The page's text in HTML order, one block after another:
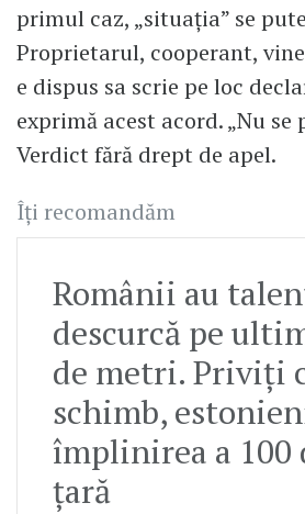
primul caz, „situația” se
Proprietarul, cooperant,
e dispus sa scrie pe loc
exprimă acest acord. „Nu se
Verdict fără drept de apel.
Îți recomandăm
Românii au
descurcă pe
de metri. Priviți
schimb,
împlinirea a 100
țară